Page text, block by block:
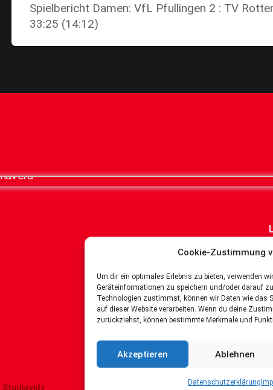
Cookie-Zustimmung
Um dir ein optimales Erlebnis zu bieten, verwenden
Geräteinformationen zu speichern und/oder darauf
Technologien zustimmst, können wir Daten wie das
auf dieser Website verarbeiten. Wenn du deine
zurückziehst, können bestimmte Merkmale und
Akzeptieren Ablehnen
Datenschutzerklärung
Spielbericht Damen: VfL Pfullingen 2 : TV
33:25 (14:12)
Dann
Studiovidz